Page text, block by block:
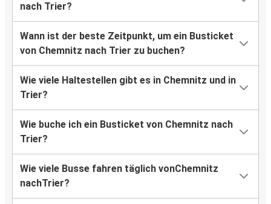
nach Trier?
Wann ist der beste Zeitpunkt, um ein Busticket
von Chemnitz nach Trier zu buchen?
Wie viele Haltestellen gibt es in Chemnitz und in
Trier?
Wie buche ich ein Busticket von Chemnitz nach
Trier?
Wie viele Busse fahren täglich vonChemnitz
nachTrier?